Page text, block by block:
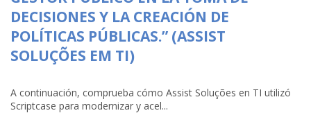
DECISIONES Y LA CREACIÓN DE
POLÍTICAS PÚBLICAS.” (ASSIST
SOLUÇÕES EM TI)
A continuación, comprueba cómo Assist Soluções en TI utilizó
Scriptcase para modernizar y acel...